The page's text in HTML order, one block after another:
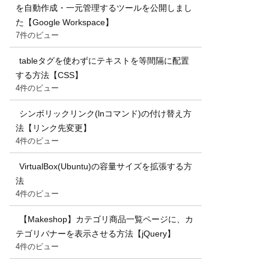
を自動作成・一元管理するツールを公開しまし
た【Google Workspace】
7件のビュー
tableタグを使わずにテキストを等間隔に配置
する方法【CSS】
4件のビュー
シンボリックリンク(lnコマンド)の付け替え方
法【リンク先変更】
4件のビュー
VirtualBox(Ubuntu)の容量サイズを拡張する方
法
4件のビュー
【Makeshop】カテゴリ商品一覧ページに、カ
テゴリバナーを表示させる方法【jQuery】
4件のビュー